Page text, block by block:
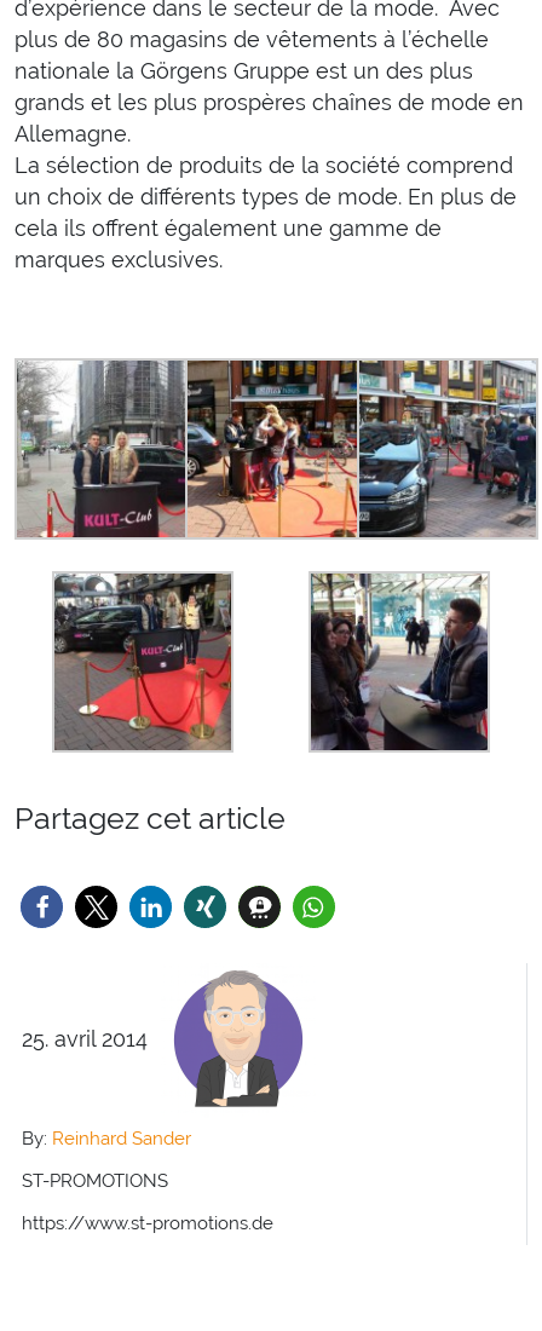
d’expérience dans le secteur de la mode. Avec
plus de 80 magasins de vêtements à l’échelle
nationale la Görgens Gruppe est un des plus
grands et les plus prospères chaînes de mode en
Allemagne.
La sélection de produits de la société comprend
un choix de différents types de mode. En plus de
cela ils offrent également une gamme de
marques exclusives.
Partagez cet article
25. avril 2014
By: Reinhard Sander
ST-PROMOTIONS
https://www.st-promotions.de